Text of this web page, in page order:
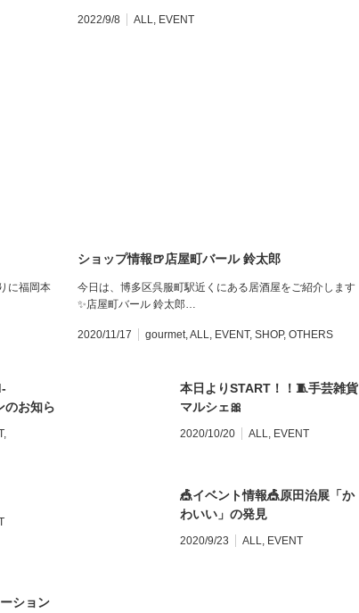
2022/9/8 ALL, EVENT
に福岡本
ショップ情報🍺店屋町バール 鈴太郎
今日は、博多区呉服町駅近くにある居酒屋をご紹介します
✨店屋町バール 鈴太郎…
2020/11/17 gourmet,ALL, EVENT, SHOP, OTHERS
のお知ら
,
本日よりSTART！！🧵手芸雑貨
マルシェ🎀
2020/10/20 ALL, EVENT
🎪イベント情報🎪原田治展「か
わいい」の発見
2020/9/23 ALL, EVENT
ション